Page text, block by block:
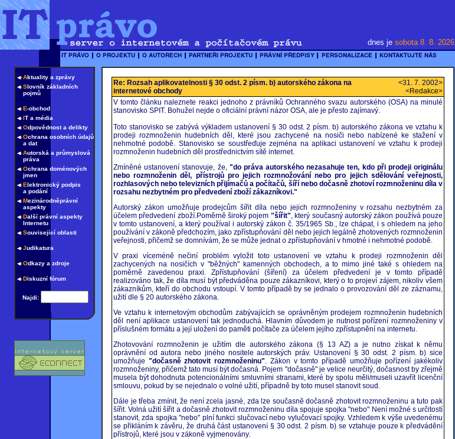
dnes je sobota 8. 8. 2026
Aktuality a zprávy
Slovník základních
pojmů
E-obchod
IT a média
Odpovědnost a delikty
Ochrana osobních údajů
a dat
Autorská a průmyslová
práva
Ochrana doménových
jmen
Elektronický podpis
a podání
Mezinárodněprávní
aspekty
Další právní aspekty
Internetu
Související oblasti
Judikatura
Odkazy a zdroje
Diskuzní fórum
Najdi:
Re: Rozsah aplikovatelnosti § 30 odst. 2 písm. b) autorského zákona na
internetové obchody
<31. 7. 2002>
<Redakce>
V tomto článku naleznete reakci jednoho z právníků Ochranného svazu autorského (OSA) na minulé
stanovisko SPIT. Bohužel nejde o oficiální právní názor OSA, ale je přesto zajímavý.
Toto stanovisko se zabývá výkladem ustanovení § 30 odst. 2 písm. b) autorského zákona ve vztahu k
prodeji rozmnoženin hudebních děl, které jsou zachycené na nosiči nebo nabízené ke stažení v
nehmotné podobě. Stanovisko se soustřeďuje zejména na aplikaci ustanovení ve vztahu k prodeji
rozmnoženin hudebních děl prostřednictvím sítě internet.
Zmíněné ustanovení stanovuje, že, "do práva autorského nezasahuje ten, kdo při prodeji originálu
nebo rozmnoženin děl, přístrojů pro jejich rozmnožování nebo pro jejich sdělování veřejnosti,
rozhlasových nebo televizních přijímačů a počítačů, šíří nebo dočasně zhotoví rozmnoženinu díla v
rozsahu nezbytném pro předvedení zboží zákazníkovi."
Autorský zákon umožňuje prodejcům šířit díla nebo jejich rozmnoženiny v rozsahu nezbytném za
účelem předvedení zboží.Poměrně široký pojem "šířit", který současný autorský zákon používá pouze
v tomto ustanovení, a který používal i autorský zákon č. 35/1965 Sb., lze chápat, i s ohledem na jeho
používání v zákoně předchozím, jako zpřístupňování děl nebo jejich legálně zhotovených rozmnoženin
veřejnosti, přičemž se domnívám, že se může jednat o zpřístupňování v hmotné i nehmotné podobě.
V praxi víceméně nečiní problém vyložit toto ustanovení ve vztahu k prodeji rozmnoženin děl
zachycených na nosičích v "běžných" kamenných obchodech, a to mimo jiné také s ohledem na
poměrně zavedenou praxi. Zpřístupňování (šíření) za účelem předvedení je v tomto případě
realizováno tak, že díla musí být předváděna pouze zákazníkovi, který o to projeví zájem, nikoliv všem
zákazníkům, kteří do obchodu vstoupí. V tomto případě by se jednalo o provozování děl ze záznamu,
užití dle § 20 autorského zákona.
Ve vztahu k internetovým obchodům zabývajících se oprávněným prodejem rozmnoženin hudebních
děl není aplikace ustanovení tak jednoduchá. Hlavním důvodem je nutnost pořízení rozmnoženiny v
příslušném formátu a její uložení do paměti počítače za účelem jejího zpřístupnění na internetu.
Zhotovování rozmnoženin je užitím dle autorského zákona (§ 13 AZ) a je nutno získat k němu
oprávnění od autora nebo jiného nositele autorských práv. Ustanovení § 30 odst. 2 písm. b) sice
umožňuje "dočasně zhotovit rozmnoženinu". Zákon v tomto případě umožňuje pořízení jakékoliv
rozmnoženiny, přičemž tato musí být dočasná. Pojem "dočasně" je velice neurčitý, dočasnost by zřejmě
musela být dohodnuta potencionálními smluvními stranami, které by spolu měli/museli uzavřít licenční
smlouvu, pokud by se nejednalo o volné užití, případně by toto musel stanovit soud.
Dále je třeba zmínit, že není zcela jasné, zda lze současně dočasně zhotovit rozmnoženinu a tuto pak
šířit. Volná užití šířit a dočasně zhotovit rozmnoženinu díla spojuje spojka "nebo" Není možné s určitostí
stanovit, zda spojka "nebo" plní funkci slučovací nebo vylučovací spojky. Vzhledem k výše uvedenému
se přikláním k závěru, že druhá část ustanovení § 30 odst. 2 písm. b) se vztahuje pouze k předvádění
přístrojů, které jsou v zákoně vyjmenovány.